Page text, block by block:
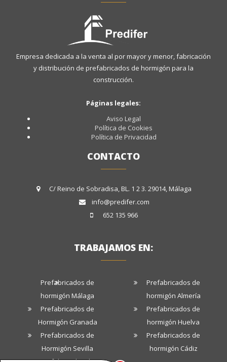
Empresa dedicada a la venta al por mayor y menor, fabricación
y distribución de prefabricados de hormigón para la
construcción.
Páginas legales:
Aviso Legal
Política de Cookies
Política de Privacidad
CONTACTO
C/ Reino de Sobradisa, BL. 1 2 3. 29014, Málaga
info@predifer.com
652 135 966
TRABAJAMOS EN:
Prefabricados de
hormigón Málaga
Prefabricados de
Hormigón Granada
Prefabricados de
Hormigón Sevilla
Prefabricados de
hormigón Almería
Prefabricados de
hormigón Huelva
Prefabricados de
hormigón Cádiz